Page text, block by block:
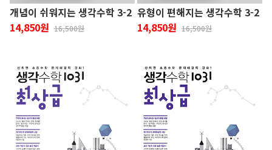
개념이 쉬워지는 생각수학 3-2
14,850원 16,500원
유형이 편해지는 생각수학 3-2
14,850원 16,500원